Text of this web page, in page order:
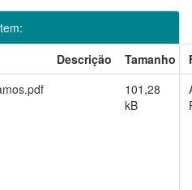
Descrição Tamanho
101,28
kB